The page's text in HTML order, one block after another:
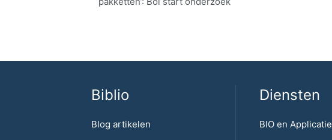
Biblio
Blog artikelen
Diensten
BIO en